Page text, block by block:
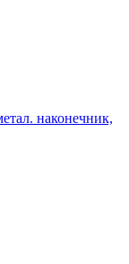
наконечник,